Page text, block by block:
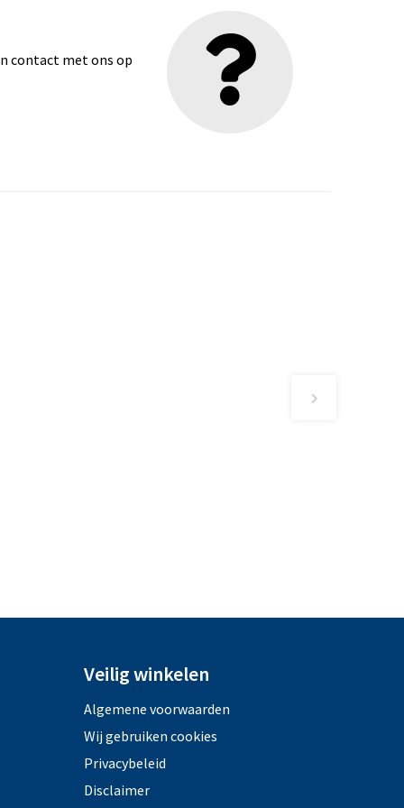
contact met ons op
Veilig winkelen
Algemene voorwaarden
Wij gebruiken cookies
Privacybeleid
Disclaimer